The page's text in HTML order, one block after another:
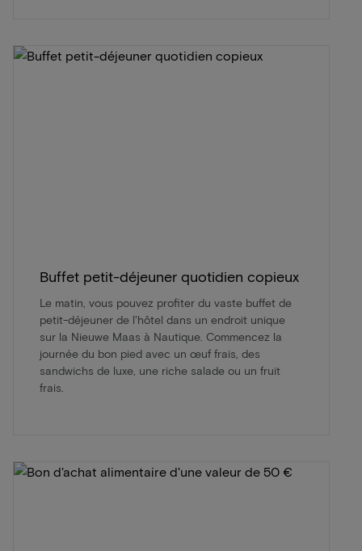
Buffet petit-déjeuner quotidien copieux
Le matin, vous pouvez profiter du vaste buffet de
petit-déjeuner de l'hôtel dans un endroit unique
sur la Nieuwe Maas à Nautique. Commencez la
journée du bon pied avec un œuf frais, des
sandwichs de luxe, une riche salade ou un fruit
frais.